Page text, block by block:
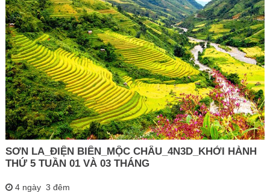
SƠN LA_ĐIỆN BIÊN_MỘC CHÂU_4N3D_KHỞI HÀNH
THỨ 5 TUẦN 01 VÀ 03 THÁNG
4 ngày 3 đêm